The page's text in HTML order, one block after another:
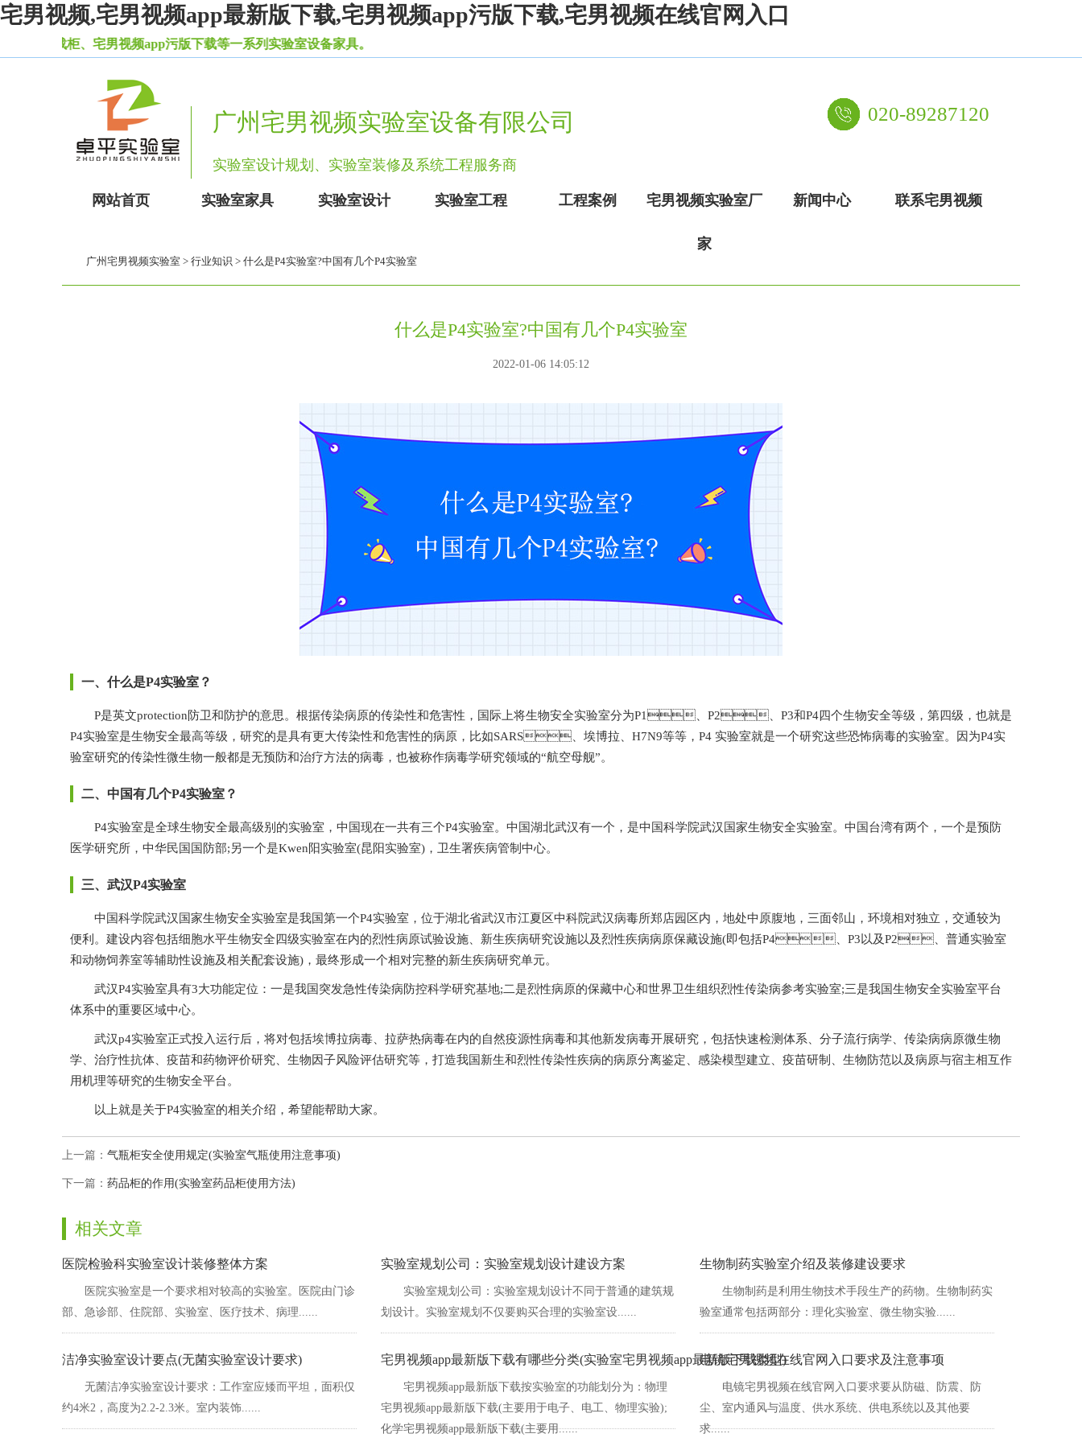
宅男视频,宅男视频app最新版下载,宅男视频app污版下载,宅男视频在线官网入口
载柜、宅男视频app污版下载等一系列实验室设备家具。
广州宅男视频实验室设备有限公司
实验室设计规划、实验室装修及系统工程服务商
020-89287120
网站首页 实验室家具 实验室设计 实验室工程 工程案例 宅男视频实验室厂
家
新闻中心 联系宅男视频
广州宅男视频实验室 > 行业知识 > 什么是P4实验室?中国有几个P4实验室
什么是P4实验室?中国有几个P4实验室
2022-01-06 14:05:12
一、什么是P4实验室？
P是英文protection防卫和防护的意思。根据传染病原的传染性和危害性，国际上将生物安全实验室分为P1、P2、P3和P4四个生物安全等级，第四级，也就是
P4实验室是生物安全最高等级，研究的是具有更大传染性和危害性的病原，比如SARS、埃博拉、H7N9等等，P4 实验室就是一个研究这些恐怖病毒的实验室。因为P4实
验室研究的传染性微生物一般都是无预防和治疗方法的病毒，也被称作病毒学研究领域的“航空母舰”。
二、中国有几个P4实验室？
P4实验室是全球生物安全最高级别的实验室，中国现在一共有三个P4实验室。中国湖北武汉有一个，是中国科学院武汉国家生物安全实验室。中国台湾有两个，一个是预防
医学研究所，中华民国国防部;另一个是Kwen阳实验室(昆阳实验室)，卫生署疾病管制中心。
三、武汉P4实验室
中国科学院武汉国家生物安全实验室是我国第一个P4实验室，位于湖北省武汉市江夏区中科院武汉病毒所郑店园区内，地处中原腹地，三面邻山，环境相对独立，交通较为
便利。建设内容包括细胞水平生物安全四级实验室在内的烈性病原试验设施、新生疾病研究设施以及烈性疾病病原保藏设施(即包括P4、P3以及P2、普通实验室
和动物饲养室等辅助性设施及相关配套设施)，最终形成一个相对完整的新生疾病研究单元。
武汉P4实验室具有3大功能定位：一是我国突发急性传染病防控科学研究基地;二是烈性病原的保藏中心和世界卫生组织烈性传染病参考实验室;三是我国生物安全实验室平台
体系中的重要区域中心。
武汉p4实验室正式投入运行后，将对包括埃博拉病毒、拉萨热病毒在内的自然疫源性病毒和其他新发病毒开展研究，包括快速检测体系、分子流行病学、传染病病原微生物
学、治疗性抗体、疫苗和药物评价研究、生物因子风险评估研究等，打造我国新生和烈性传染性疾病的病原分离鉴定、感染模型建立、疫苗研制、生物防范以及病原与宿主相互作
用机理等研究的生物安全平台。
以上就是关于P4实验室的相关介绍，希望能帮助大家。
上一篇： 气瓶柜安全使用规定(实验室气瓶使用注意事项)
下一篇： 药品柜的作用(实验室药品柜使用方法)
相关文章
医院检验科实验室设计装修整体方案
医院实验室是一个要求相对较高的实验室。医院由门诊
部、急诊部、住院部、实验室、医疗技术、病理......
实验室规划公司：实验室规划设计建设方案
实验室规划公司：实验室规划设计不同于普通的建筑规
划设计。实验室规划不仅要购买合理的实验室设......
生物制药实验室介绍及装修建设要求
生物制药是利用生物技术手段生产的药物。生物制药实
验室通常包括两部分：理化实验室、微生物实验......
洁净实验室设计要点(无菌实验室设计要求)
无菌洁净实验室设计要求：工作室应矮而平坦，面积仅
约4米2，高度为2.2-2.3米。室内装饰......
宅男视频app最新版下载有哪些分类(实验室宅男视频app最新版下载类型)
宅男视频app最新版下载按实验室的功能划分为：物理
宅男视频app最新版下载(主要用于电子、电工、物理实验);
化学宅男视频app最新版下载(主要用......
电镜宅男视频在线官网入口要求及注意事项
电镜宅男视频在线官网入口要求要从防磁、防震、防
尘、室内通风与温度、供水系统、供电系统以及其他要
求......